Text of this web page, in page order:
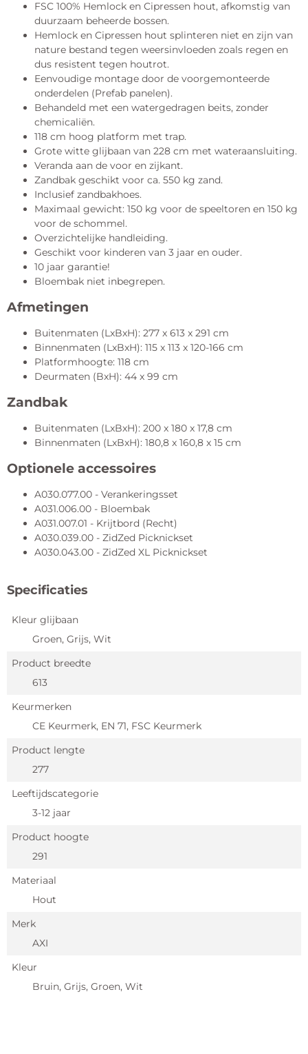
FSC 100% Hemlock en Cipressen hout, afkomstig van
duurzaam beheerde bossen.
Hemlock en Cipressen hout splinteren niet en zijn van
nature bestand tegen weersinvloeden zoals regen en
dus resistent tegen houtrot.
Eenvoudige montage door de voorgemonteerde
onderdelen (Prefab panelen).
Behandeld met een watergedragen beits, zonder
chemicaliën.
118 cm hoog platform met trap.
Grote witte glijbaan van 228 cm met wateraansluiting.
Veranda aan de voor en zijkant.
Zandbak geschikt voor ca. 550 kg zand.
Inclusief zandbakhoes.
Maximaal gewicht: 150 kg voor de speeltoren en 150 kg
voor de schommel.
Overzichtelijke handleiding.
Geschikt voor kinderen van 3 jaar en ouder.
10 jaar garantie!
Bloembak niet inbegrepen.
Afmetingen
Buitenmaten (LxBxH): 277 x 613 x 291 cm
Binnenmaten (LxBxH): 115 x 113 x 120-166 cm
Platformhoogte: 118 cm
Deurmaten (BxH): 44 x 99 cm
Zandbak
Buitenmaten (LxBxH): 200 x 180 x 17,8 cm
Binnenmaten (LxBxH): 180,8 x 160,8 x 15 cm
Optionele accessoires
A030.077.00 - Verankeringsset
A031.006.00 - Bloembak
A031.007.01 - Krijtbord (Recht)
A030.039.00 - ZidZed Picknickset
A030.043.00 - ZidZed XL Picknickset
Specificaties
Kleur glijbaan
Groen, Grijs, Wit
Product breedte
613
Keurmerken
CE Keurmerk, EN 71, FSC Keurmerk
Product lengte
277
Leeftijdscategorie
3-12 jaar
Product hoogte
291
Materiaal
Hout
Merk
AXI
Kleur
Bruin, Grijs, Groen, Wit